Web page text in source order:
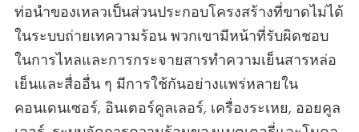
ท่อนําของเหลวเป็นส่วนประกอบโครงสร้างที่ขาดไม่ได้
ในระบบถ่ายเทความร้อน พวกเขามีหน้าที่รับผิดชอบ
ในการไหลและการกระจายสารทําความเย็นสารหล่อ
เย็นและสื่ออื่น ๆ มีการใช้กันอย่างแพร่หลายใน
คอนเดนเซอร์, อินเตอร์คูลเลอร์, เครื่องระเหย, ออยคูล